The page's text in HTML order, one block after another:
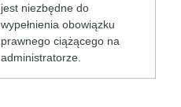
jest niezbędne do
wypełnienia obowiązku
prawnego ciążącego na
administratorze.